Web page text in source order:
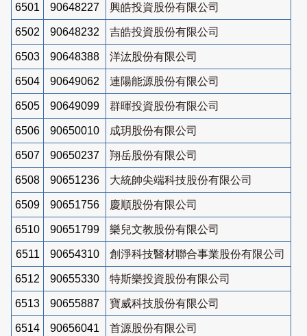
6501 90648227 興皓投資股份有限公司
6502 90648232 吉皓投資股份有限公司
6503 90648388 洋汯股份有限公司
6504 90649062 連陽能源股份有限公司
6505 90649099 群暉投資股份有限公司
6506 90650010 成玥股份有限公司
6507 90650237 翔岳股份有限公司
6508 90651236 大統帥尖端科技股份有限公司
6509 90651756 慶順股份有限公司
6510 90651799 樂兒文教股份有限公司
6511 90654310 創淨科技醫材聯合事業股份有限公司
6512 90655330 特斯樂投資股份有限公司
6513 90655887 寶威科技股份有限公司
6514 90656041 首源股份有限公司